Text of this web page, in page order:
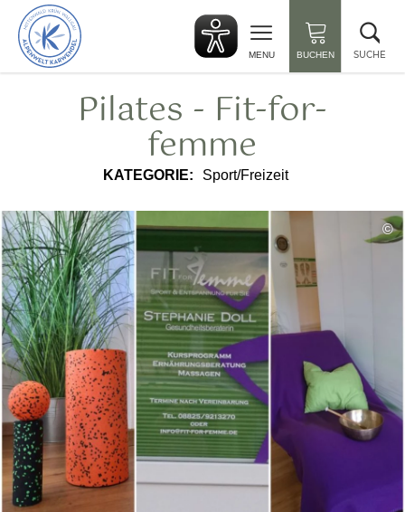
zurück
zur
Startseite
MENU BUCHEN SUCHE
Pilates - Fit-for-
femme
KATEGORIE: Sport/Freizeit
©